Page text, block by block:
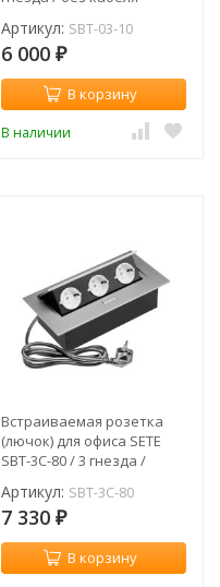
Артикул: SBT-03-10
6 000 ₽
В корзину
В наличии
Встраиваемая розетка
(лючок) для офиса SETE
SBT-3C-80 / 3 гнезда /
Артикул: SBT-3C-80
7 330 ₽
В корзину